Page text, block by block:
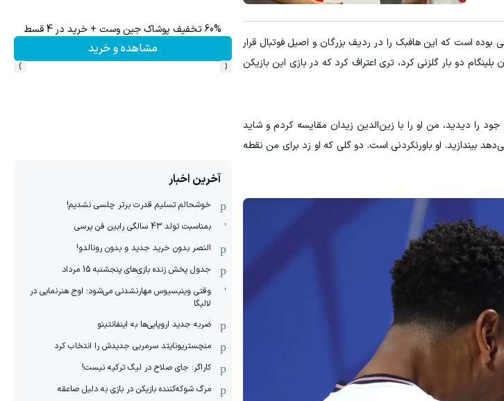
بوده است که این هافبک را در ردیف بزرگان و اصیل فوتبال قرار
آزتکا که در آن بلینگام دو بار گلزنی کرد، تری اعتراف کرد که در بازی این بازیکن
را دیدید، من او را با زین‌الدین زیدان مقایسه کردم و شاید
بیندازید. او باورنکردنی است. دو گلی که او زد برای من نقطه
60% تخفیف پوشاک جین وست + خرید در 4 قسط
مشاهده و خرید
‹
›
آخرین اخبار
خوشحالم تسلیم قدرت برتر چلسی نشدیم!
بمناسبت تولد 43 سالگی رابین فن پرسی
النصر بدون خرید جدید و بدون رونالدو!
جدول پخش زنده بازی‌های پنجشنبه 15 مرداد
وقتی وینیسیوس مهارنشدنی می‌شود؛ اوج هنرنمایی در
لالیگا
ضربه جدید اروپایی‌ها به اینفانتینو
منچستریونایتد سرمربی جدیدش را انتخاب کرد
کاراگر: جای صلاح در لیگ ترکیه نیست!
مرگ شوکه‌کننده بازیکن در بازی به دلیل صاعقه